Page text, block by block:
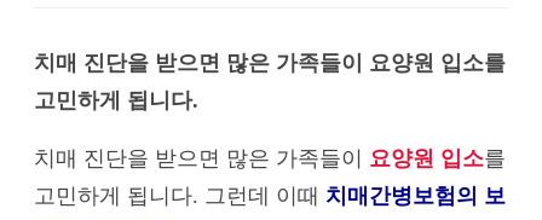
치매 진단을 받으면 많은 가족들이 요양원 입소를
고민하게 됩니다.
치매 진단을 받으면 많은 가족들이 요양원 입소를
고민하게 됩니다. 그런데 이때 치매간병보험의 보